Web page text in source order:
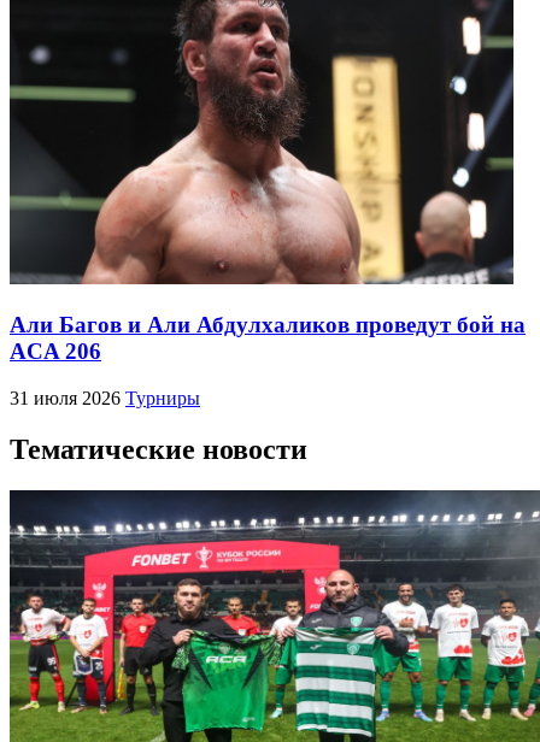
Али Багов и Али Абдулхаликов проведут бой на
ACA 206
31 июля 2026 Турниры
Тематические новости